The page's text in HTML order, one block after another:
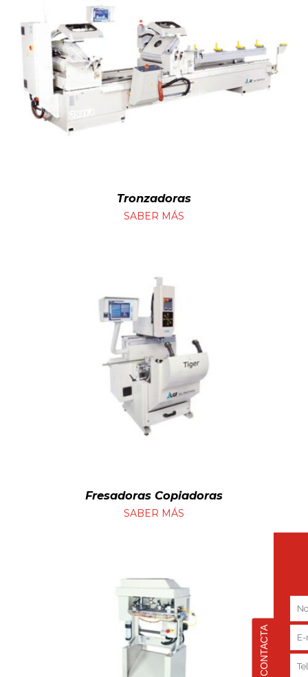
CONTACTA
Tronzadoras
SABER MÁS
Fresadoras Copiadoras
SABER MÁS